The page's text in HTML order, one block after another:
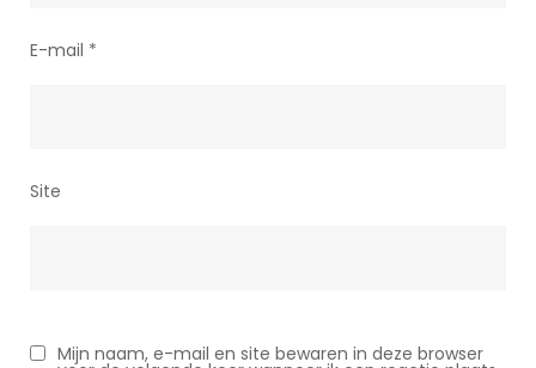
E-mail *
Site
Mijn naam, e-mail en site bewaren in deze browser